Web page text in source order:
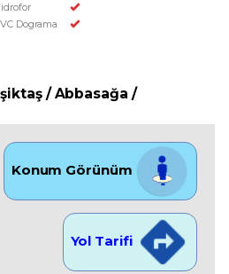
Dograma
/ Abbasağa /
Konum Görünüm
Yol Tarifi